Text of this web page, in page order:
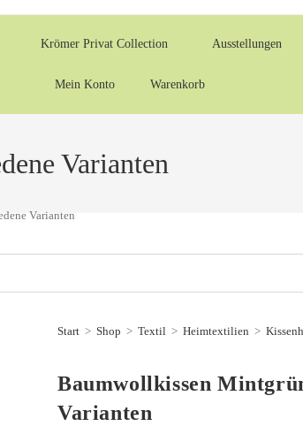
Krömer Privat Collection Ausstellungen
Mein Konto Warenkorb
Varianten
Varianten
Start > Shop > Textil > Heimtextilien >
Baumwollkissen
Varianten